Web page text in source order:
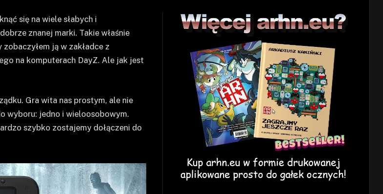
się na wiele słabych i
znanej marki. Takie właśnie
ją w zakładce z
na komputerach DayZ. Ale jak jest
Gra wita nas prostym, ale nie
wyboru: jedno i wieloosobowym.
szybko zostajemy dołączeni do